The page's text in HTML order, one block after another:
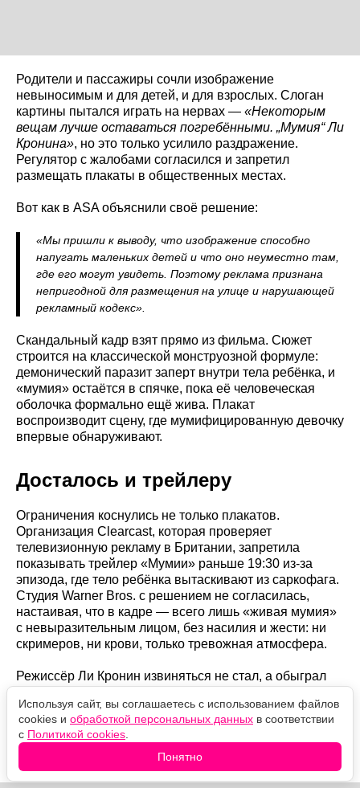
Родители и пассажиры сочли изображение
невыносимым и для детей, и для взрослых. Слоган
картины пытался играть на нервах — «Некоторым
вещам лучше оставаться погребёнными. „Мумия“ Ли
Кронина», но это только усилило раздражение.
Регулятор с жалобами согласился и запретил
размещать плакаты в общественных местах.
Вот как в ASA объяснили своё решение:
«Мы пришли к выводу, что изображение способно
напугать маленьких детей и что оно неуместно там,
где его могут увидеть. Поэтому реклама признана
непригодной для размещения на улице и нарушающей
рекламный кодекс».
Скандальный кадр взят прямо из фильма. Сюжет
строится на классической монструозной формуле:
демонический паразит заперт внутри тела ребёнка, и
«мумия» остаётся в спячке, пока её человеческая
оболочка формально ещё жива. Плакат
воспроизводит сцену, где мумифицированную девочку
впервые обнаруживают.
Досталось и трейлеру
Ограничения коснулись не только плакатов.
Организация Clearcast, которая проверяет
телевизионную рекламу в Британии, запретила
показывать трейлер «Мумии» раньше 19:30 из-за
эпизода, где тело ребёнка вытаскивают из саркофага.
Студия Warner Bros. с решением не согласилась,
настаивая, что в кадре — всего лишь «живая мумия»
с невыразительным лицом, без насилия и жести: ни
скримеров, ни крови, только тревожная атмосфера.
Режиссёр Ли Кронин извиняться не стал, а обыграл
стриминг:
«Не хочу портить веселье, но она уже у вас дома, на
Используя сайт, вы соглашаетесь с использованием файлов
cookies и обработкой персональных данных в соответствии
с Политикой cookies
Понятно